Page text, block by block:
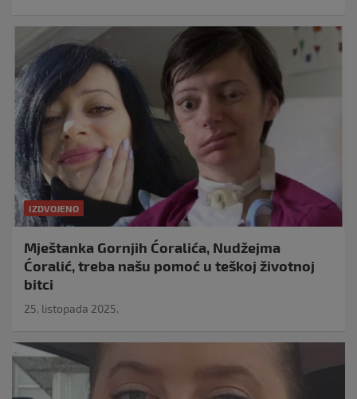
IZDVOJENO
Mještanka Gornjih Ćoralića, Nudžejma
Ćoralić, treba našu pomoć u teškoj životnoj
bitci
25. listopada 2025.